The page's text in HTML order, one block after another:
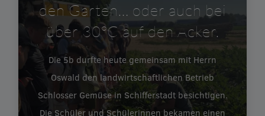
den Garten… oder auch bei
über 30°C auf den Acker.
Die 5b durfte heute gemeinsam mit Herrn
Oswald den landwirtschaftlichen Betrieb
Schlosser Gemüse in Schifferstadt besichtigen.
Die Schüler und Schülerinnen bekamen einen